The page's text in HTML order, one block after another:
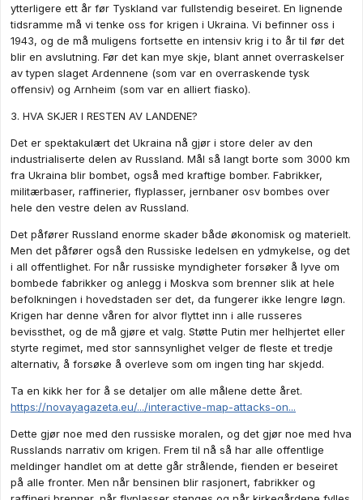
ytterligere ett år før Tyskland var fullstendig beseiret. En lignende
tidsramme må vi tenke oss for krigen i Ukraina. Vi befinner oss i
1943, og de må muligens fortsette en intensiv krig i to år til før det
blir en avslutning. Før det kan mye skje, blant annet overraskelser
av typen slaget Ardennene (som var en overraskende tysk
offensiv) og Arnheim (som var en alliert fiasko).
3. HVA SKJER I RESTEN AV LANDENE?
Det er spektakulært det Ukraina nå gjør i store deler av den
industrialiserte delen av Russland. Mål så langt borte som 3000 km
fra Ukraina blir bombet, også med kraftige bomber. Fabrikker,
militærbaser, raffinerier, flyplasser, jernbaner osv bombes over
hele den vestre delen av Russland.
Det påfører Russland enorme skader både økonomisk og materielt.
Men det påfører også den Russiske ledelsen en ydmykelse, og det
i all offentlighet. For når russiske myndigheter forsøker å lyve om
bombede fabrikker og anlegg i Moskva som brenner slik at hele
befolkningen i hovedstaden ser det, da fungerer ikke lengre løgn.
Krigen har denne våren for alvor flyttet inn i alle russeres
bevissthet, og de må gjøre et valg. Støtte Putin mer helhjertet eller
styrte regimet, med stor sannsynlighet velger de fleste et tredje
alternativ, å forsøke å overleve som om ingen ting har skjedd.
Ta en kikk her for å se detaljer om alle målene dette året.
https://novayagazeta.eu/.../interactive-map-attacks-on...
Dette gjør noe med den russiske moralen, og det gjør noe med hva
Russlands narrativ om krigen. Frem til nå så har alle offentlige
meldinger handlet om at dette går strålende, fienden er beseiret
på alle fronter. Men når bensinen blir rasjonert, fabrikker og